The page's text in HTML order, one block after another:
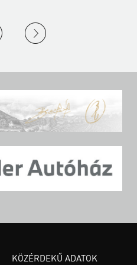
KÖZÉRDEKŰ ADATOK